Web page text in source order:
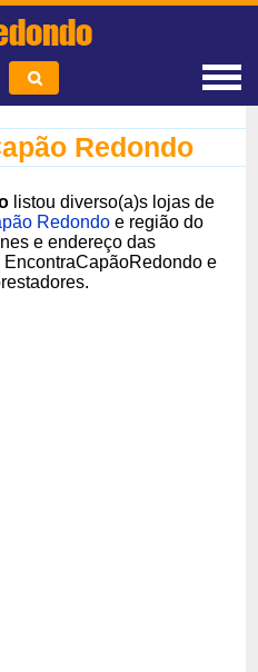
Redondo
listou diverso(a)s lojas de
Redondo e região do
e endereço das
e